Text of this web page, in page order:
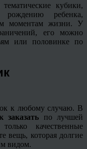
кубики,
рождению ребенка,
моментам жизни. У
его можно
или половинке по
к любому случаю. В
заказать по лучшей
качественные
вещь, которая долгие
видом.